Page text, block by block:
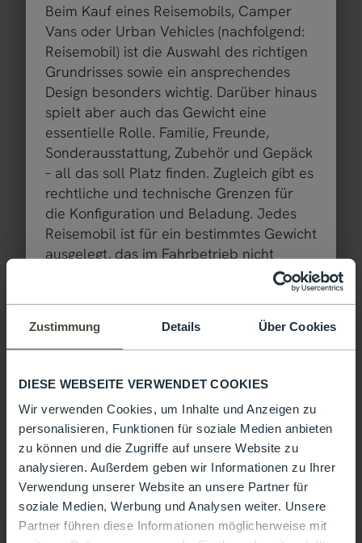
Zustimmung Details Über Cookies
DIESE WEBSEITE VERWENDET COOKIES
Wir verwenden Cookies, um Inhalte und Anzeigen zu
personalisieren, Funktionen für soziale Medien anbieten
zu können und die Zugriffe auf unsere Website zu
analysieren. Außerdem geben wir Informationen zu Ihrer
Verwendung unserer Website an unsere Partner für
soziale Medien, Werbung und Analysen weiter. Unsere
Partner führen diese Informationen möglicherweise mit
T 750 S
69.999 €
Preis ab a)
2 - 5 Personen
Schlafplätze
7,4 m
Länge
3500 kg
Zulässig. Gesamtgewicht
T 750 LS
Beim Kauf eines Reisemobils, Camper
Vans oder Urban Vehicles (nachfolgend:
Reisemobil) ist die Auswahl des richtigen
Grundrisses sowie ein ansprechendes
Design besonders wichtig. Darüber hinaus
spielt aber auch das Gewicht eine
essentielle Rolle. Familie, Freunde,
Sonderausstattung, Zubehör und Gepäck
– all das soll Platz finden. Zugleich gibt es
rechtliche und technische Grenzen für
die Konfiguration und Beladung. Jedes
Reisemobil ist für ein bestimmtes Gewicht
ausgelegt, das im Fahrbetrieb nicht
konfigurieren, um Fahrgäste, Gepäck und
Zubehör entsprechend meinen
Bedürfnissen unterzubringen, ohne dass
überschreitet? Um Ihnen diese
Entscheidung zu erleichtern, geben wir
Ihnen nachfolgend einige Hinweise an die
Hand, die für die Auswahl Ihres
Fahrzeugs aus unserem Portfolio
besonders wichtig sind:
Hinweis: